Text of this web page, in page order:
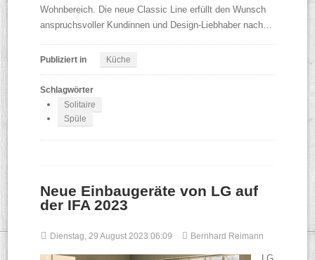
Wohnbereich. Die neue Classic Line erfüllt den Wunsch
anspruchsvoller Kundinnen und Design-Liebhaber nach…
Publiziert in Küche
Schlagwörter
Solitaire
Spüle
Neue Einbaugeräte von LG auf
der IFA 2023
Dienstag, 29 August 2023 06:09 Bernhard Reimann